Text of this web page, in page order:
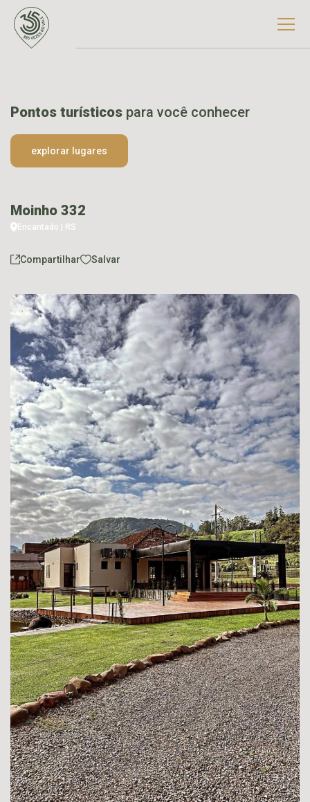
Pontos turísticos para você conhecer
explorar lugares
Moinho 332
Encantado | RS
Compartilhar Salvar